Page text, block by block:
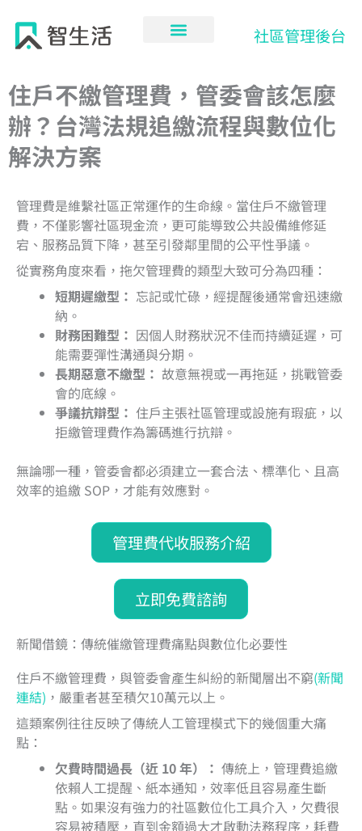
內
容
社區管理後台
住戶不繳管理費，管委會該怎麼
辦？台灣法規追繳流程與數位化
解決方案
管理費是維繫社區正常運作的生命線。當住戶不繳管理
費，不僅影響社區現金流，更可能導致公共設備維修延
宕、服務品質下降，甚至引發鄰里間的公平性爭議。
從實務角度來看，拖欠管理費的類型大致可分為四種：
短期遲繳型： 忘記或忙碌，經提醒後通常會迅速繳
納。
財務困難型： 因個人財務狀況不佳而持續延遲，可
能需要彈性溝通與分期。
長期惡意不繳型： 故意無視或一再拖延，挑戰管委
會的底線。
爭議抗辯型： 住戶主張社區管理或設施有瑕疵，以
拒繳管理費作為籌碼進行抗辯。
無論哪一種，管委會都必須建立一套合法、標準化、且高
效率的追繳 SOP，才能有效應對。
管理費代收服務介紹
立即免費諮詢
新聞借鏡：傳統催繳管理費痛點與數位化必要性
住戶不繳管理費，與管委會產生糾紛的新聞層出不窮(新聞
連結) ，嚴重者甚至積欠10萬元以上。
這類案例往往反映了傳統人工管理模式下的幾個重大痛
點：
欠費時間過長（近 10 年）： 傳統上，管理費追繳
依賴人工提醒、紙本通知，效率低且容易產生斷
點。如果沒有強力的社區數位化工具介入，欠費很
容易被積壓，直到金額過大才啟動法務程序，耗費